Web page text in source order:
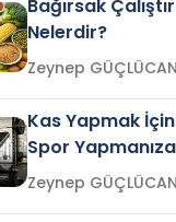
Bağırsak
Nelerdir?
Zeynep GÜÇLÜCAN
Kas Yapmak
Spor
Zeynep GÜÇLÜCAN